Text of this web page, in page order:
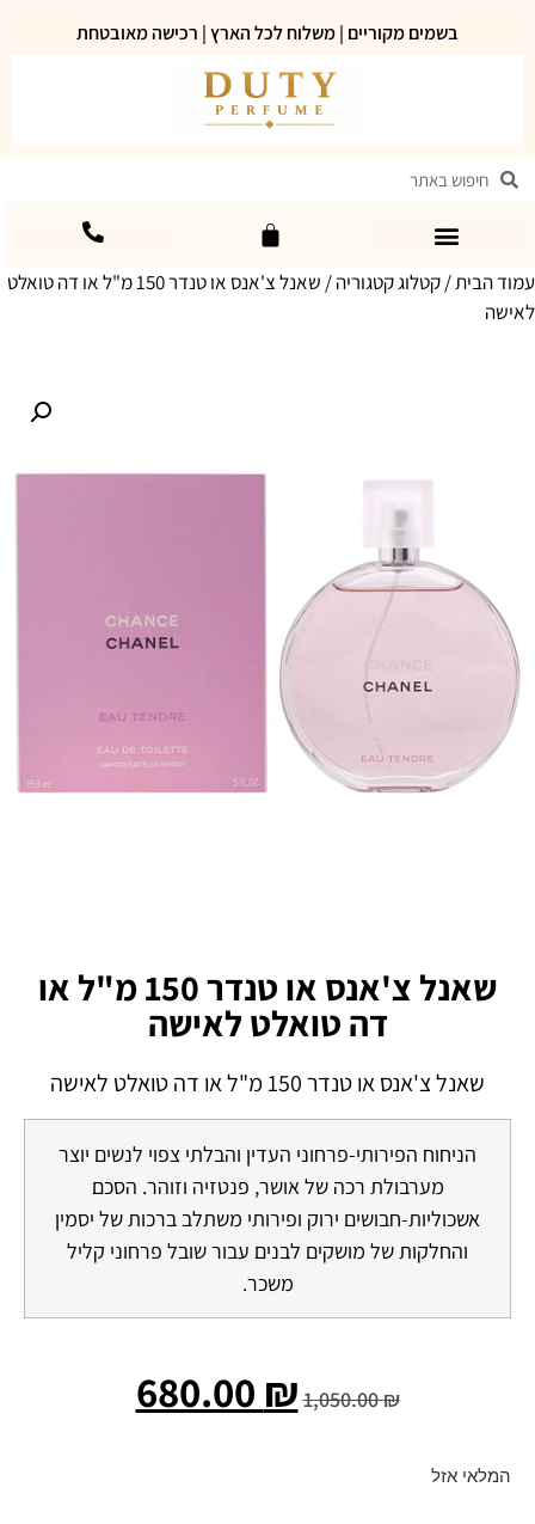
בשמים מקוריים | משלוח לכל הארץ | רכישה מאובטחת
עמוד הבית/קטלוג קטגוריה
/ שאנל צ'אנס או טנדר 150 מ"ל או דה טואלט
לאישה
שאנל צ'אנס או טנדר 150 מ"ל או
דה טואלט לאישה
שאנל צ'אנס או טנדר 150 מ"ל או דה טואלט לאישה
הניחוח הפירותי-פרחוני העדין והבלתי צפוי לנשים יוצר
מערבולת רכה של אושר, פנטזיה וזוהר. הסכם
אשכוליות-חבושים ירוק ופירותי משתלב ברכות של יסמין
והחלקות של מושקים לבנים עבור שובל פרחוני קליל
משכר.
1,050.00₪
680.00 ₪
המלאי אזל